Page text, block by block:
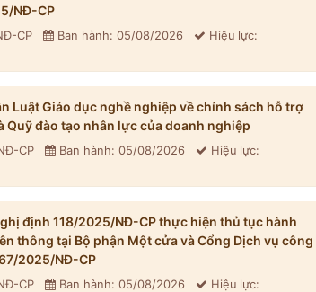
NĐ-CP
CP Ban hành: 05/08/2026 Hiệu lực:
Luật Giáo dục nghề nghiệp về chính sách hỗ trợ
đào tạo nhân lực của doanh nghiệp
CP Ban hành: 05/08/2026 Hiệu lực:
định 118/2025/NĐ-CP thực hiện thủ tục hành
thông tại Bộ phận Một cửa và Cổng Dịch vụ công
2025/NĐ-CP
CP Ban hành: 05/08/2026 Hiệu lực: